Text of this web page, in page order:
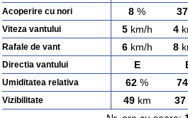
Acoperire cu nori 8 % 37
Viteza vantului 5km/h 4
Rafale de vant 6km/h 8
Directia vantului E
Umiditatea relativa 62 % 74
Vizibilitate 49km 37